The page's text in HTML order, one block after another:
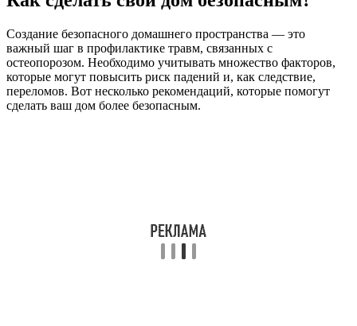
Создание безопасного домашнего пространства — это
важный шаг в профилактике травм, связанных с
остеопорозом. Необходимо учитывать множество факторов,
которые могут повысить риск падений и, как следствие,
переломов. Вот несколько рекомендаций, которые помогут
сделать ваш дом более безопасным.